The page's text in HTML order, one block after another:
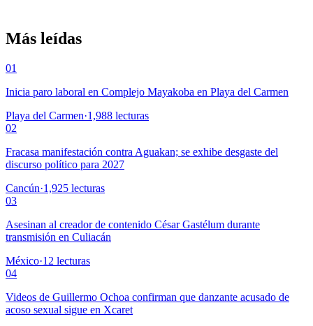
Más leídas
01
Inicia paro laboral en Complejo Mayakoba en Playa del Carmen
Playa del Carmen·1,988 lecturas
02
Fracasa manifestación contra Aguakan; se exhibe desgaste del
discurso político para 2027
Cancún·1,925 lecturas
03
Asesinan al creador de contenido César Gastélum durante
transmisión en Culiacán
México·12 lecturas
04
Videos de Guillermo Ochoa confirman que danzante acusado de
acoso sexual sigue en Xcaret